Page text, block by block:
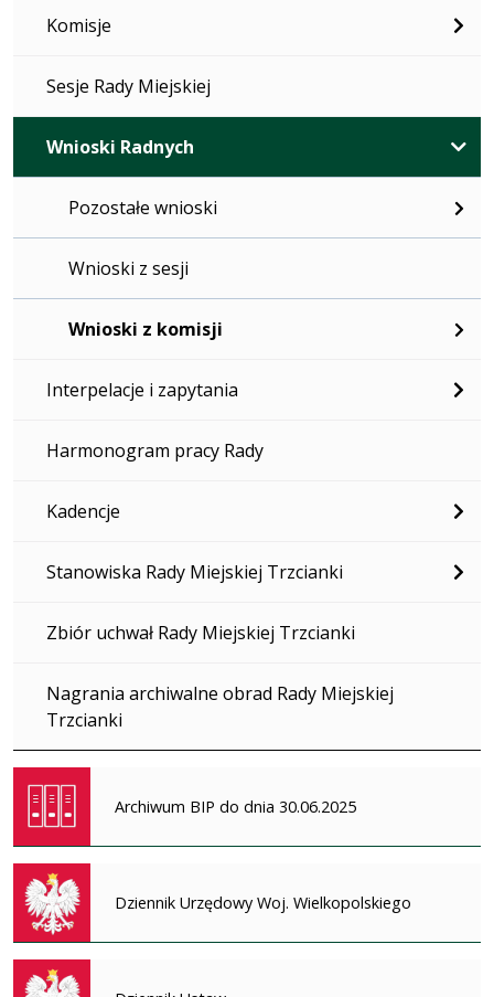
Komisje
Sesje Rady Miejskiej
Wnioski Radnych
Pozostałe wnioski
Wnioski z sesji
Wnioski z komisji
Interpelacje i zapytania
Harmonogram pracy Rady
Kadencje
Stanowiska Rady Miejskiej Trzcianki
Zbiór uchwał Rady Miejskiej Trzcianki
Nagrania archiwalne obrad Rady Miejskiej
Trzcianki
Archiwum BIP do dnia 30.06.2025
Dziennik Urzędowy Woj. Wielkopolskiego